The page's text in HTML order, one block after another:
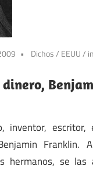
Dichos/ EEUU/
inventor, escritor,
Franklin.
hermanos, se